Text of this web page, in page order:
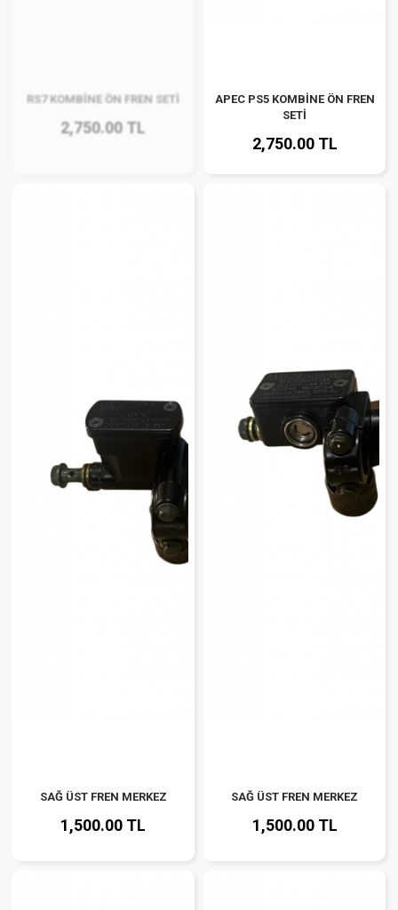
RS7 KOMBİNE ÖN FREN SETİ
2,750.00 TL
APEC PS5 KOMBİNE ÖN FREN
SETİ
2,750.00 TL
SAĞ ÜST FREN MERKEZ
1,500.00 TL
SAĞ ÜST FREN MERKEZ
1,500.00 TL